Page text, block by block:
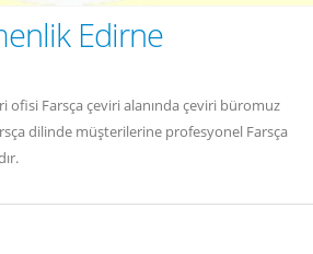
Edirne
ofisi Farsça çeviri alanında çeviri büromuz
dilinde müşterilerine profesyonel Farsça